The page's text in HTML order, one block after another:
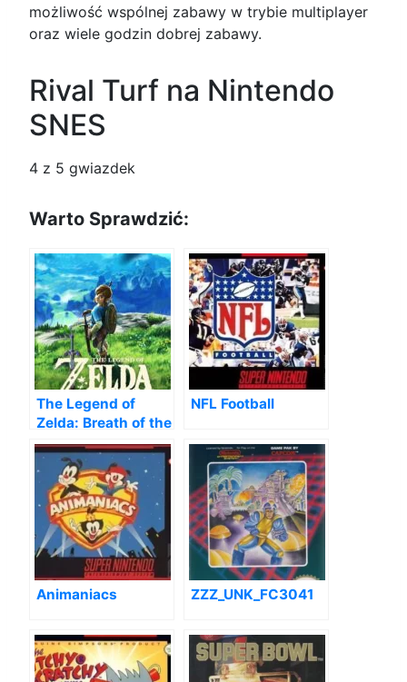
możliwość wspólnej zabawy w trybie multiplayer
oraz wiele godzin dobrej zabawy.
Rival Turf na Nintendo
SNES
4 z 5 gwiazdek
Warto Sprawdzić:
The Legend of
Zelda: Breath of the
Wild
NFL Football
Animaniacs ZZZ_UNK_FC3041